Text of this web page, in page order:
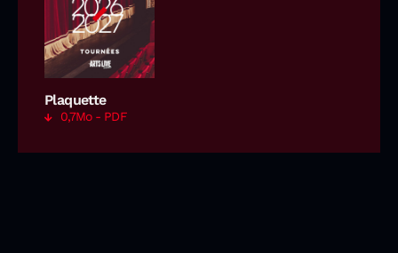
Plaquette
0,7Mo - PDF